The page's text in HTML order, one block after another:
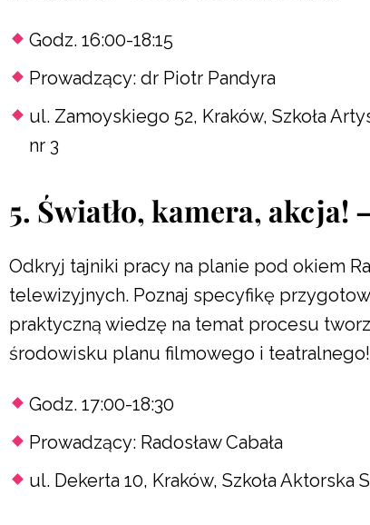
Godz. 16:00-18:15
Prowadzący: dr Piotr Pandyra
ul. Zamoyskiego 52, Kraków, Szkoła
nr 3
5. Światło, kamera, akcja!
Odkryj tajniki pracy na planie pod okiem
telewizyjnych. Poznaj specyfikę
praktyczną wiedzę na temat procesu
środowisku planu filmowego i teatralnego!
Godz. 17:00-18:30
Prowadzący: Radosław Cabała
ul. Dekerta 10, Kraków, Szkoła Aktorska